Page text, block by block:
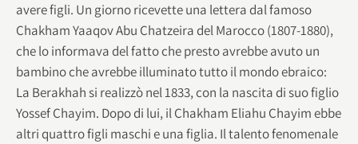
avere figli. Un giorno ricevette una lettera dal famoso
Chakham Yaaqov Abu Chatzeira del Marocco (1807-1880),
che lo informava del fatto che presto avrebbe avuto un
bambino che avrebbe illuminato tutto il mondo ebraico:
La Berakhah si realizzò nel 1833, con la nascita di suo figlio
Yossef Chayim. Dopo di lui, il Chakham Eliahu Chayim ebbe
altri quattro figli maschi e una figlia. Il talento fenomenale